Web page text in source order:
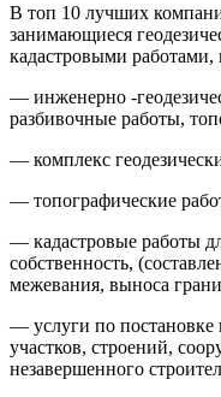
В топ 10 лучших
занимающиеся
кадастровыми
— инженерно -
разбивочные работы,
— комплекс
— топографические
— кадастровые работы
собственность,
межевания, выноса
— услуги по постановке
участков, строений,
незавершенного